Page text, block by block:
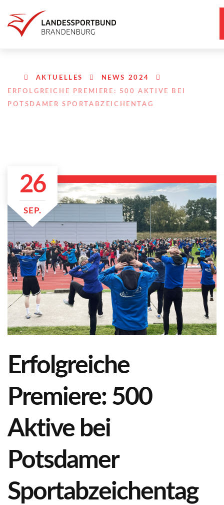
AKTUELLES NEWS 2024
ERFOLGREICHE PREMIERE: 500 AKTIVE BEI
POTSDAMER SPORTABZEICHENTAG
26
SEP.
Erfolgreiche
Premiere: 500
Aktive bei
Potsdamer
Sportabzeichentag